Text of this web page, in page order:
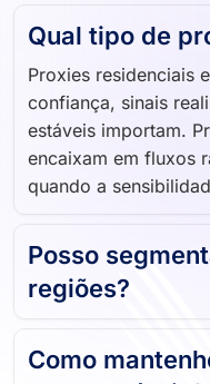
Qual tipo de
Proxies residenciais
confiança, sinais
estáveis importam.
encaixam em fluxos
quando a
Posso
regiões?
Como